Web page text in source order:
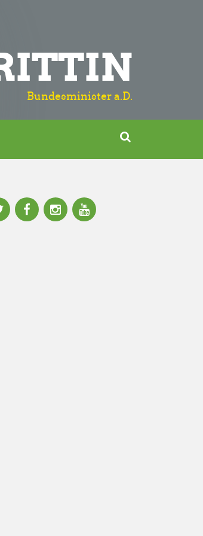
Bundesminister a.D.
